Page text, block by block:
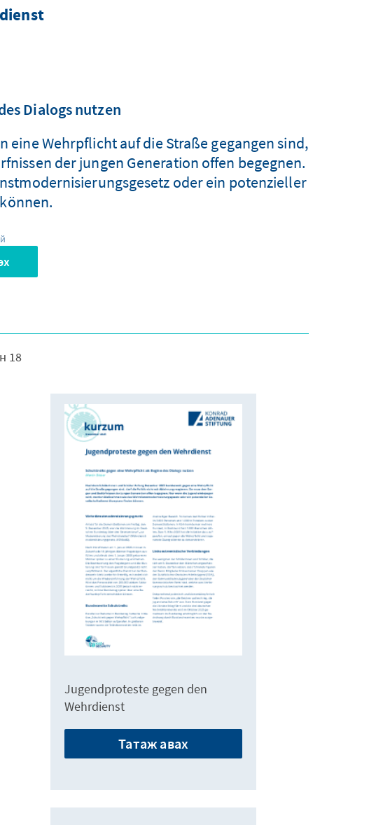
Dialogs nutzen
eine Wehrpflicht auf die Straße gegangen sind,
der jungen Generation offen begegnen.
oder ein potenzieller
18
Jugendproteste gegen den
Wehrdienst
Татаж авах